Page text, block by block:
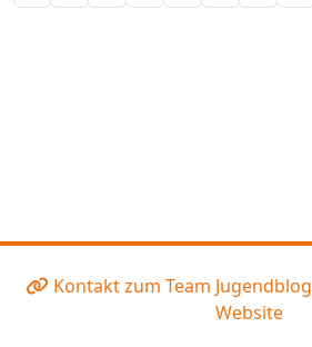
Kontakt zum Team Jugendblog
Website